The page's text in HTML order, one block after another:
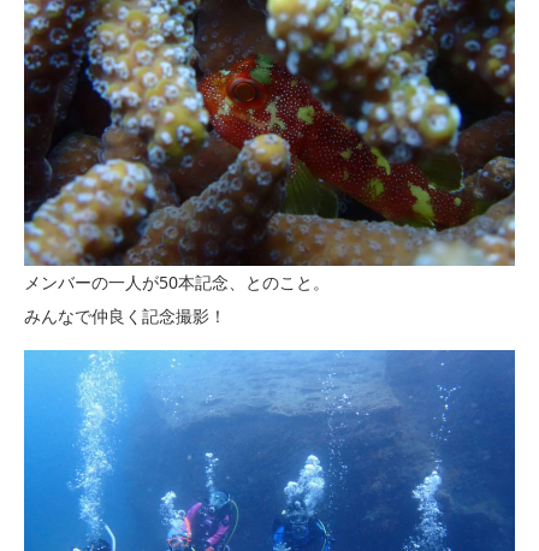
メンバーの一人が50本記念、とのこと。
みんなで仲良く記念撮影！